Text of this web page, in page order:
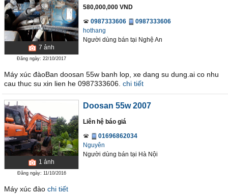
7 ảnh
Đăng ngày: 22/10/2017
580,000,000 VND
0987333606
0987333606
hothang
Người dùng bán tại Nghệ An
Máy xúc đàoBan doosan 55w banh lop, xe dang su dung.ai co nhu
cau thuc su xin lien he 0987333606. chi tiết
1 ảnh
Đăng ngày: 11/10/2016
Doosan 55w 2007
Liên hệ báo giá
01696862034
Nguyên
Người dùng bán tại Hà Nội
Máy xúc đào chi tiết